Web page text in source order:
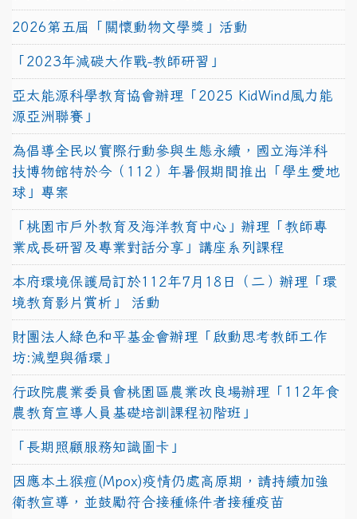
2026第五屆「關懷動物文學獎」活動
「2023年減碳大作戰-教師研習」
亞太能源科學教育協會辦理「2025 KidWind風力能
源亞洲聯賽」
為倡導全民以實際行動參與生態永續，國立海洋科
技博物館特於今（112）年暑假期間推出「學生愛地
球」專案
「桃園市戶外教育及海洋教育中心」辦理「教師專
業成長研習及專業對話分享」講座系列課程
本府環境保護局訂於112年7月18日（二）辦理「環
境教育影片賞析」 活動
財團法人綠色和平基金會辦理「啟動思考教師工作
坊:減塑與循環」
行政院農業委員會桃園區農業改良場辦理「112年食
農教育宣導人員基礎培訓課程初階班」
「長期照顧服務知識圖卡」
因應本土猴痘(Mpox)疫情仍處高原期，請持續加強
衛教宣導，並鼓勵符合接種條件者接種疫苗